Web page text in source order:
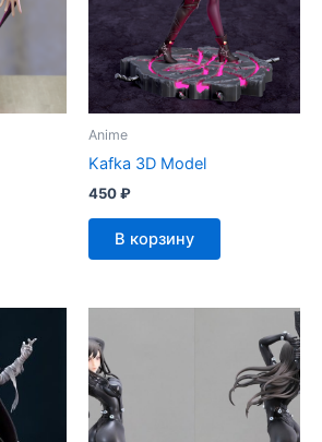
Anime
Kafka 3D Model
450₽
В корзину